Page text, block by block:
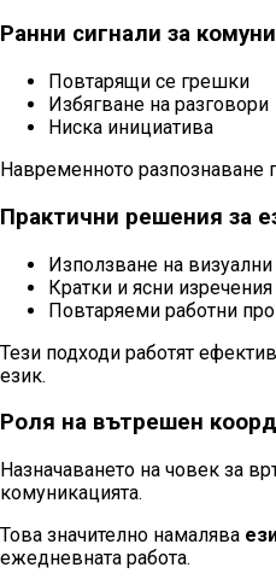
Ранни сигнали за
Повтарящи се грешки
Избягване на разговори
Ниска инициатива
Навременното разпознаване
Практични решения за
Използване на
Кратки и ясни изречения
Повтаряеми работни
Тези подходи работят
език.
Роля на вътрешен
Назначаването на човек за
комуникацията.
Това значително намалява
ежедневната работа.